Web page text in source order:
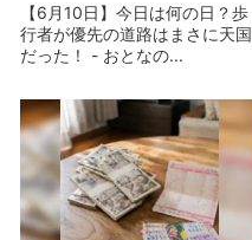
【6月10日】今日は何の日？歩
行者が優先の道路はまさに天国
だった！ - おとなの...